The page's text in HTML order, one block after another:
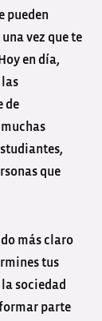
pueden
vez que te
Hoy en día,
las
de
que
más claro
tus
sociedad
parte